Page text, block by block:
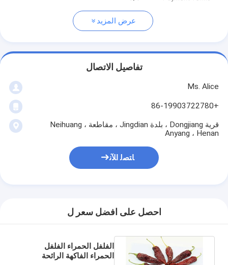
عرض المزيد
تفاصيل الاتصال
Ms. Alice
+86-19903722780
قرية Dongjiang ، بلدة Jingdian ، مقاطعة Neihuang ،
Anyang ، Henan
ﺎﺘﺼﻟ ﺍﻶﻧ
احصل على افضل سعر ل
الفلفل الحمراء الفلفل
الحمراء الفاكهة الرائحة